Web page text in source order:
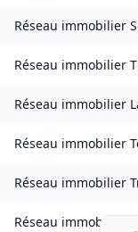
Réseau immobilier
Réseau immobilier
Réseau immobilier
Réseau immobilier
Réseau immobilier
Réseau immobilier